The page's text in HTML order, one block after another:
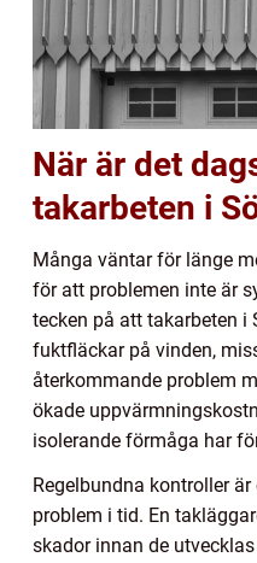
När är det
takarbeten i
Många väntar för länge
för att problemen inte är
tecken på att takarbeten i
fuktfläckar på vinden,
återkommande problem
ökade
isolerande förmåga har
Regelbundna kontroller
problem i tid. En
skador innan de